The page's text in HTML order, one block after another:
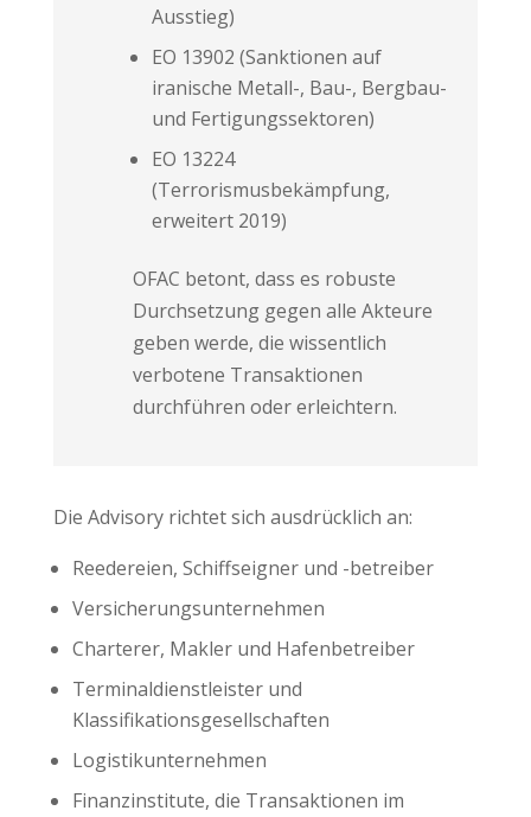
Ausstieg)
EO 13902 (Sanktionen auf
iranische Metall-, Bau-, Bergbau-
und Fertigungssektoren)
EO 13224
(Terrorismusbekämpfung,
erweitert 2019)
OFAC betont, dass es robuste
Durchsetzung gegen alle Akteure
geben werde, die wissentlich
verbotene Transaktionen
durchführen oder erleichtern​.
Die Advisory richtet sich ausdrücklich an:
Reedereien, Schiffseigner und -betreiber
Versicherungsunternehmen
Charterer, Makler und Hafenbetreiber
Terminaldienstleister und
Klassifikationsgesellschaften
Logistikunternehmen
Finanzinstitute, die Transaktionen im